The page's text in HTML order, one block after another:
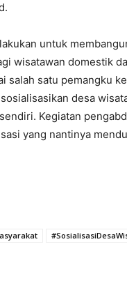
untuk
wisatawan domestik
salah satu pemangku
desa
Kegiatan
yang nantinya